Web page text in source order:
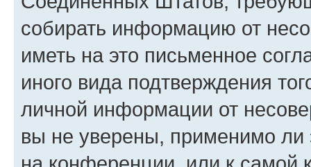
собирать информацию от
иметь на это письменное
иного вида подтверждения
личной информации от
вы не уверены, применимо ли